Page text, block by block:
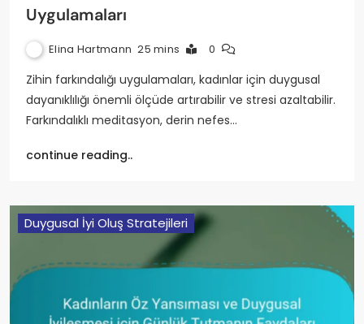
Uygulamaları
Elina Hartmann 25 mins 0
Zihin farkındalığı uygulamaları, kadınlar için duygusal
dayanıklılığı önemli ölçüde artırabilir ve stresi azaltabilir.
Farkındalıklı meditasyon, derin nefes…
continue reading..
Duygusal İyi Oluş Stratejileri